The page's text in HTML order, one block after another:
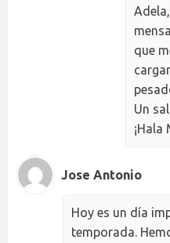
que
Un
¡Hala
Jose Antonio
Hoy es un día
temporada.